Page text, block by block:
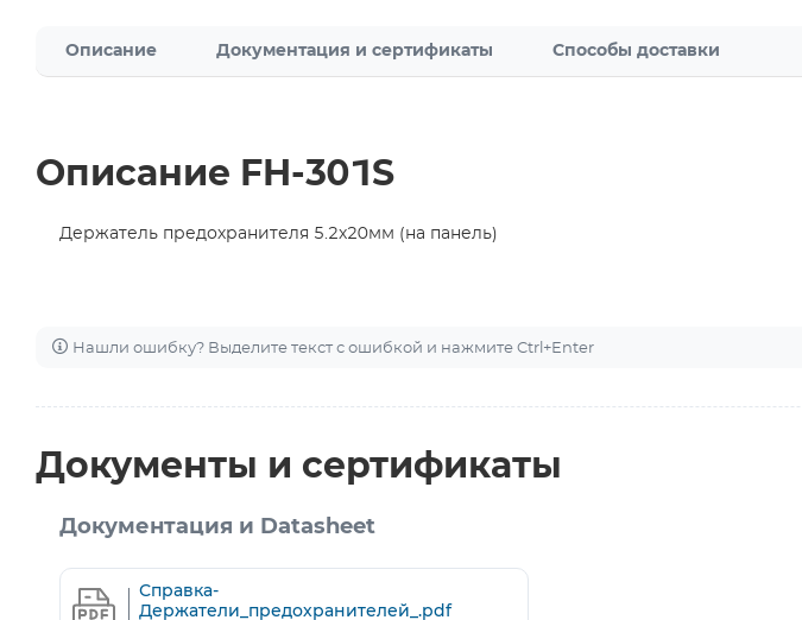
Описание Документация и сертификаты Способы доставки
Описание FH-301S
Держатель предохранителя 5.2х20мм (на панель)
Нашли ошибку? Выделите текст с ошибкой и нажмите Ctrl+Enter
Документы и сертификаты
Документация и Datasheet
Справка-
Держатели_предохранителей_.pdf